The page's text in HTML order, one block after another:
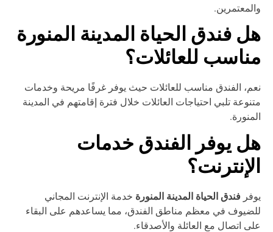
فندق الحياة المدينة المنورة
للعائلات؟
الفندق مناسب للعائلات حيث يوفر غرفًا مريحة وخدمات
تلبي احتياجات العائلات خلال فترة إقامتهم في المدينة
يوفر الفندق خدمات
فندق الحياة المدينة المنورةخدمة الإنترنت المجاني
في معظم مناطق الفندق، مما يساعدهم على البقاء
اتصال مع العائلة والأصدقاء.